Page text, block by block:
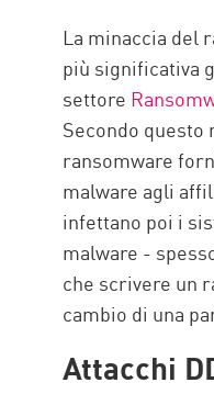
La minaccia del
più significativa
settore
Secondo
ransomware
malware agli
infettano poi i
malware -
che scrivere un
cambio di una
Attacchi